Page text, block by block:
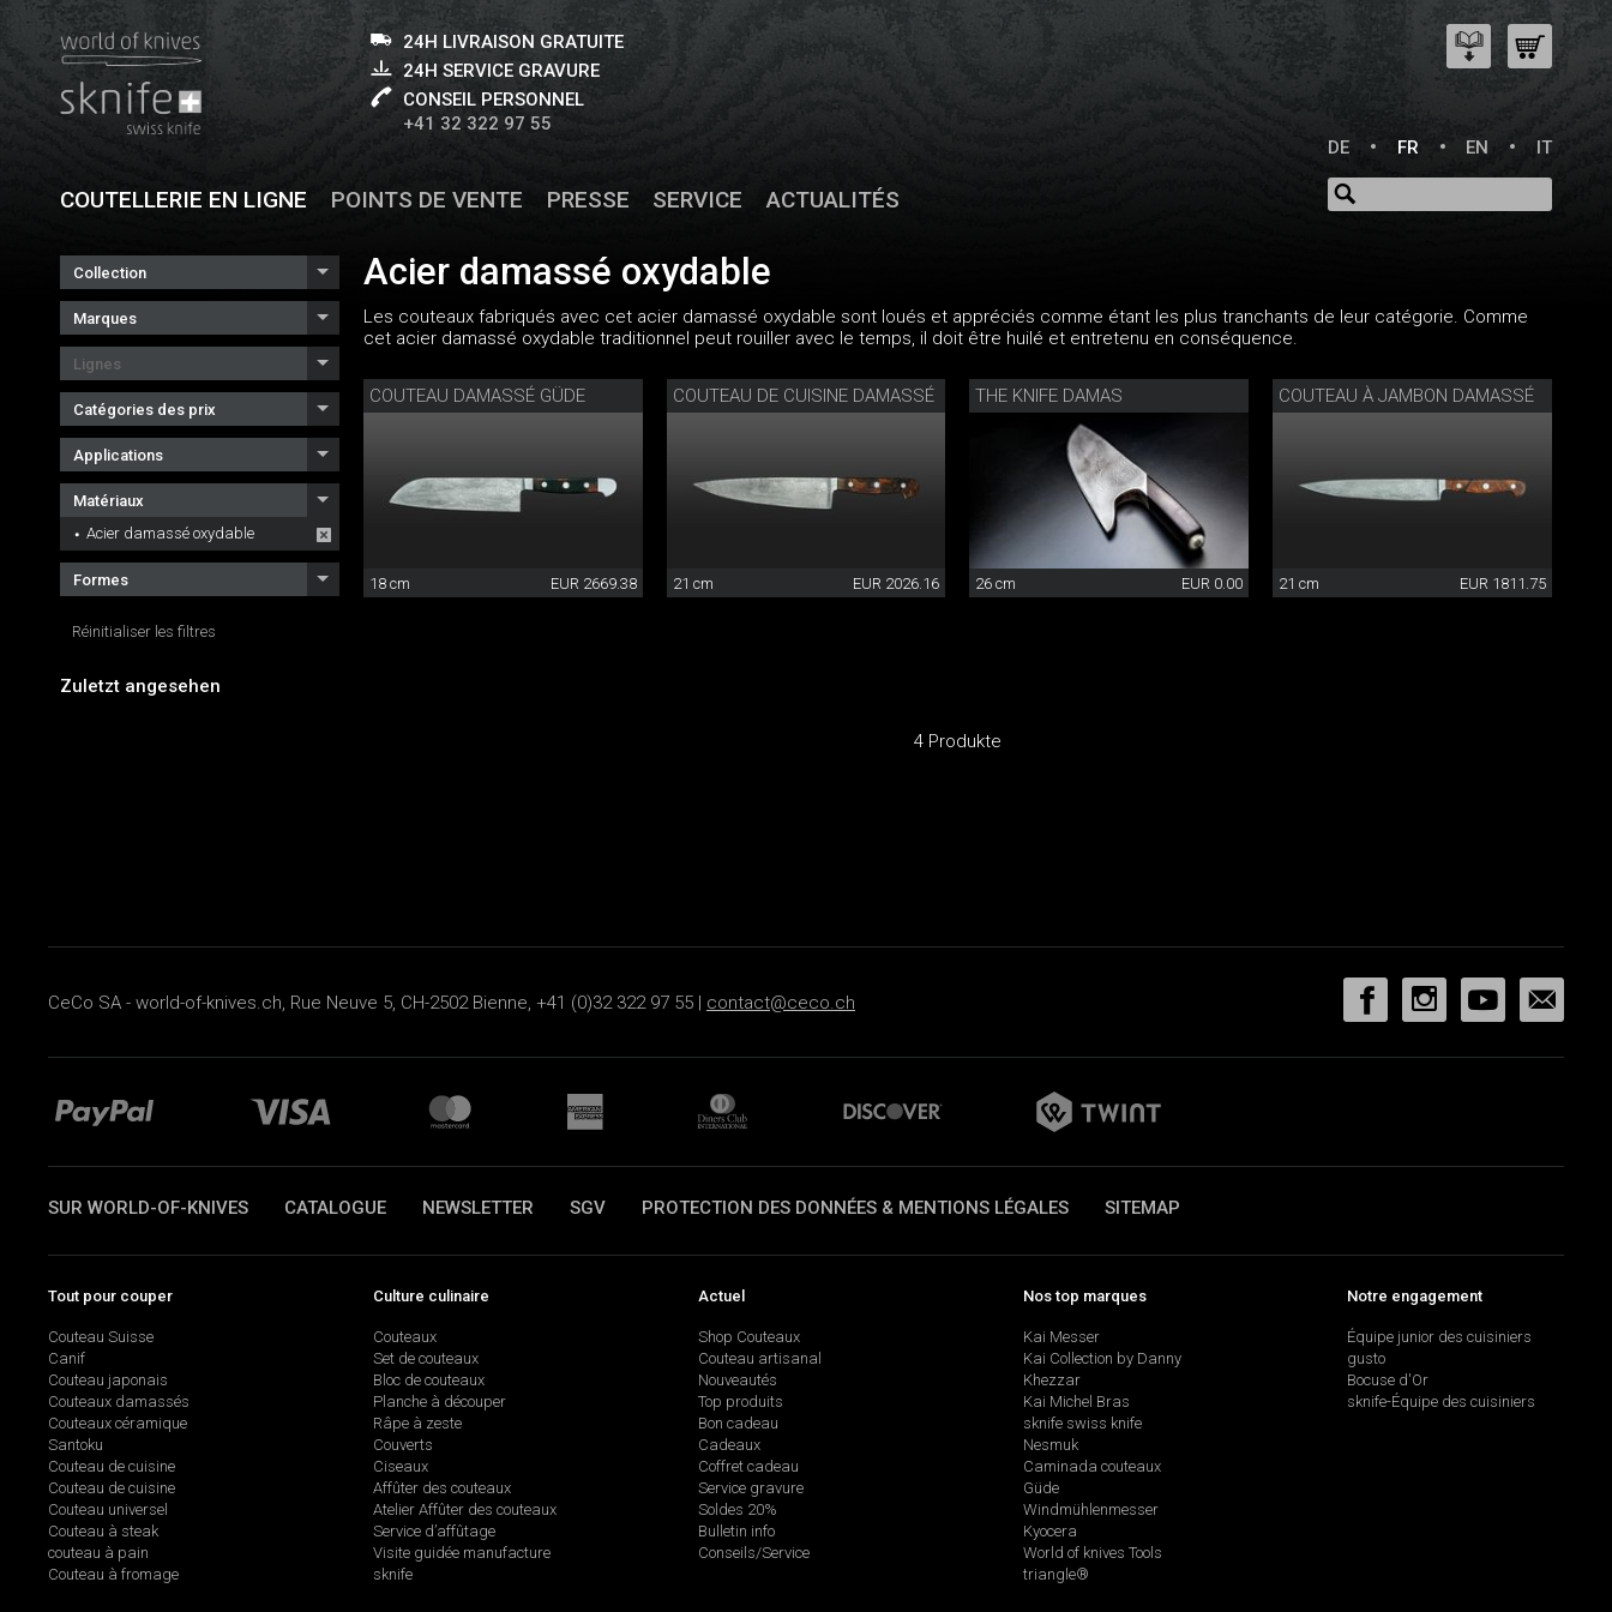
24H LIVRAISON GRATUITE
24H SERVICE GRAVURE
CONSEIL PERSONNEL
+41 32 322 97 55
DE
FR EN IT
COUTELLERIE EN LIGNE POINTS DE VENTE PRESSE SERVICE ACTUALITÉS
Collection
Marques
Lignes
Catégories des prix
Applications
Matériaux
Acier damassé oxydable
Formes
Réinitialiser les filtres
Zuletzt angesehen
Acier damassé oxydable
Les couteaux fabriqués avec cet acier damassé oxydable sont loués et appréciés comme étant les plus tranchants de leur catégorie. Comme
cet acier damassé oxydable traditionnel peut rouiller avec le temps, il doit être huilé et entretenu en conséquence.
COUTEAU DAMASSÉ GÜDE
18 cm EUR 2669.38
COUTEAU DE CUISINE DAMASSÉ
21 cm EUR 2026.16
THE KNIFE DAMAS
26 cm EUR 0.00
COUTEAU À JAMBON DAMASSÉ
21 cm EUR 1811.75
4 Produkte
CeCo SA - world-of-knives.ch, Rue Neuve 5, CH-2502 Bienne, +41 (0)32 322 97 55 | contact@ceco.ch
SUR WORLD-OF-KNIVES CATALOGUE NEWSLETTER SGV PROTECTION DES DONNÉES & MENTIONS LÉGALES SITEMAP
Tout pour couper
Couteau Suisse
Canif
Couteau japonais
Couteaux damassés
Couteaux céramique
Santoku
Couteau de cuisine
Couteau de cuisine
Couteau universel
Couteau à steak
couteau à pain
Couteau à fromage
Culture culinaire
Couteaux
Set de couteaux
Bloc de couteaux
Planche à découper
Râpe à zeste
Couverts
Ciseaux
Affûter des couteaux
Atelier Affûter des couteaux
Service d’affûtage
Visite guidée manufacture
sknife
Actuel
Shop Couteaux
Couteau artisanal
Nouveautés
Top produits
Bon cadeau
Cadeaux
Coffret cadeau
Service gravure
Soldes 20%
Bulletin info
Conseils/Service
Nos top marques
Kai Messer
Kai Collection by Danny
Khezzar
Kai Michel Bras
sknife swiss knife
Nesmuk
Caminada couteaux
Güde
Windmühlenmesser
Kyocera
World of knives Tools
triangle®
Notre engagement
Équipe junior des cuisiniers
gusto
Bocuse d'Or
sknife-Équipe des cuisiniers